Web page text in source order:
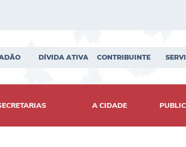
DÍVIDA ATIVA CONTRIBUINTE
A CIDADE